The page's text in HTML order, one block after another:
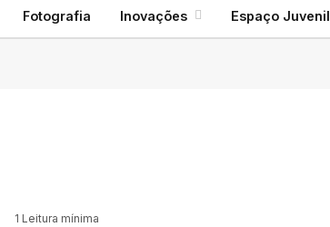
Fotografia Inovações Espaço Juvenil
1 Leitura mínima